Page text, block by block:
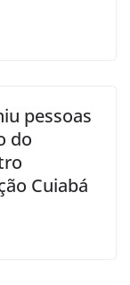
pessoas
do
Cuiabá